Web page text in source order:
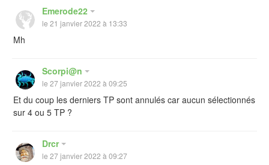
Emerode22
le 21 janvier 2022 à 13:33
Mh
Scorpi@n
le 27 janvier 2022 à 09:25
Et du coup les derniers TP sont annulés car aucun sélectionnés
sur 4 ou 5 TP ?
Drcr
le 27 janvier 2022 à 09:27